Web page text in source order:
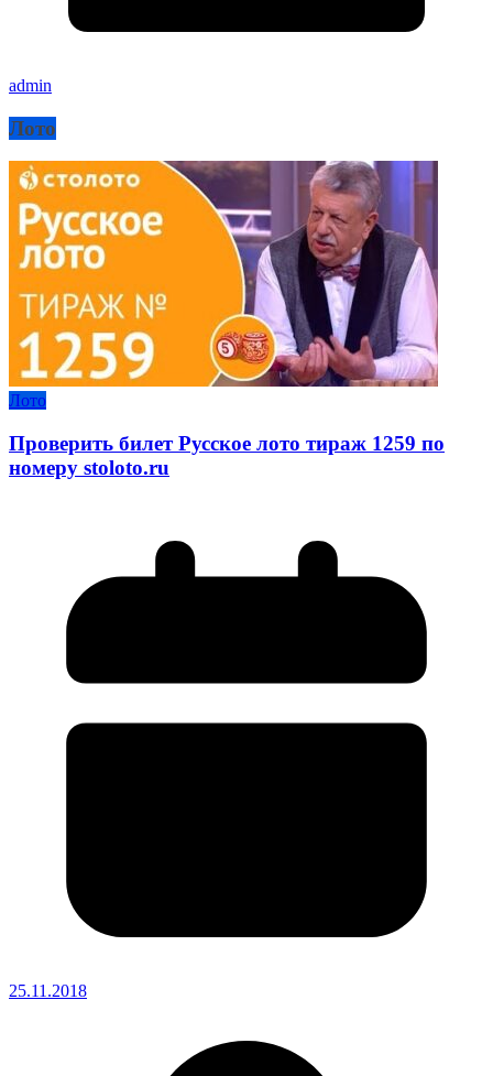
admin
Лото
Лото
Проверить билет Русское лото тираж 1259 по
номеру stoloto.ru
25.11.2018